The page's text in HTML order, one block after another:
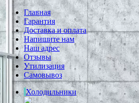
Главная
Гарантия
Доставка и оплата
Напишите нам
Наш адрес
Отзывы
Утилизация
Самовывоз
Холодильники